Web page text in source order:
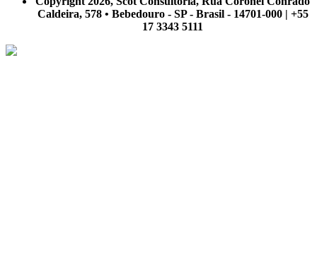
Caldeira, 578 • Bebedouro - SP - Brasil - 14701-000 | +55
17 3343 5111